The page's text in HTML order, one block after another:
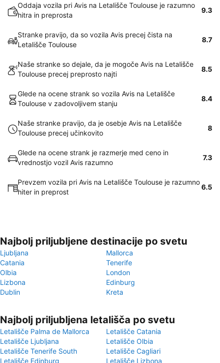
Oddaja vozila pri Avis na Letališče Toulouse je razumno
hitra in preprosta
9.3
Stranke pravijo, da so vozila Avis precej čista na
Letališče Toulouse
8.7
Naše stranke so dejale, da je mogoče Avis na Letališče
Toulouse precej preprosto najti
8.5
Glede na ocene strank so vozila Avis na Letališče
Toulouse v zadovoljivem stanju
8.4
Naše stranke pravijo, da je osebje Avis na Letališče
Toulouse precej učinkovito
8
Glede na ocene strank je razmerje med ceno in
vrednostjo vozil Avis razumno
7.3
Prevzem vozila pri Avis na Letališče Toulouse je razumno
hiter in preprost
6.5
Najbolj priljubljene destinacije po svetu
Ljubljana
Mallorca
Catania
Tenerife
Olbia
London
Lizbona
Edinburg
Dublin
Kreta
Najbolj priljubljena letališča po svetu
Letališče Palma de Mallorca
Letališče Catania
Letališče Ljubljana
Letališče Olbia
Letališče Tenerife South
Letališče Cagliari
Letališče Edinburg
Letališče Lizbona